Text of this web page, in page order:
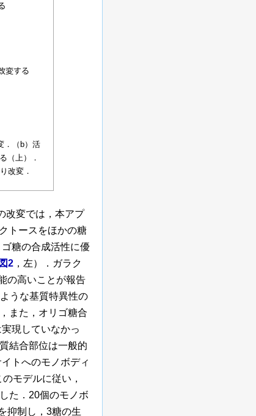
．（b）活
（上）．
改変．
改変では，本アプ
トースをほかの糖
糖の合成活性に優
図2 ，左）．ガラク
の高いことが報告
うな基質特異性の
また，オリゴ糖合
現していなかっ
結合部位は一般的
トへのモノボディ
のモデルに従い，
た．20個のモノボ
抑制し，3糖の生